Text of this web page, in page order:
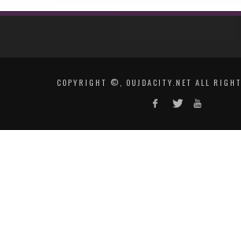
COPYRIGHT ©, OUJDACITY.NET ALL